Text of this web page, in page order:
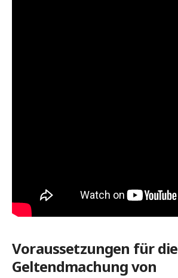
Voraussetzungen für die
Geltendmachung von